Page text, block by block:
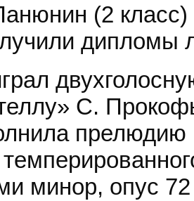
(2
дипломы
С.
прелюдию
минор, опус